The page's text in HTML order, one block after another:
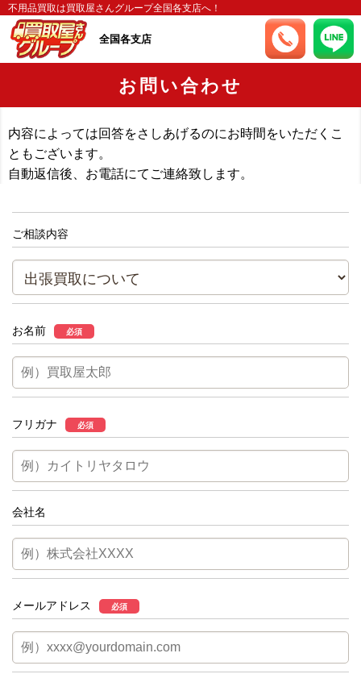
不用品買取は買取屋さんグループ全国各支店へ！
全国各支店
お問い合わせ
内容によっては回答をさしあげるのにお時間をいただくこ
ともございます。
自動返信後、お電話にてご連絡致します。
ご相談内容
お名前 必須
フリガナ 必須
会社名
メールアドレス 必須